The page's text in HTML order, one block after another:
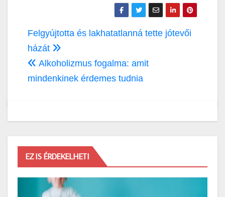
Bejegyzés
navigáció
Felgyújtotta és lakhatatlanná tette jótevői
házát
Alkoholizmus fogalma: amit
mindenkinek érdemes tudnia
EZ IS ÉRDEKELHETI